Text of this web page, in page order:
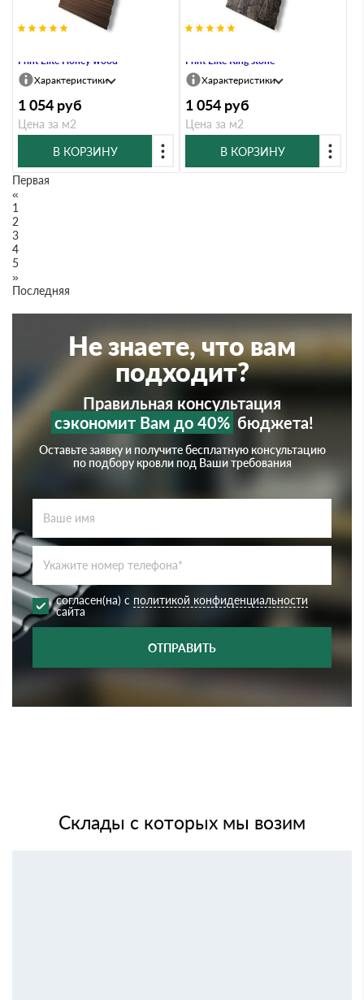
Print Elite Honey wood
Характеристики
1 054 руб
Цена за м2
В КОРЗИНУ
Print Elite King stone
Характеристики
1 054 руб
Цена за м2
В КОРЗИНУ
Первая
«
1
2
3
4
5
»
Последняя
Не знаете, что вам
подходит?
Правильная консультация
сэкономит Вам до 40% бюджета!
Оставьте заявку и получите бесплатную консультацию
по подбору кровли под Ваши требования
согласен(на) с политикой конфиденциальности
сайта
ОТПРАВИТЬ
Склады с которых мы возим